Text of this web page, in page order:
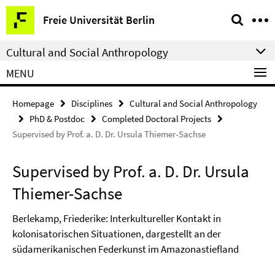
Springe
direkt
zu
Inhalt
Freie Universität Berlin
Service
Navigation
Cultural and Social Anthropology
MENU
Homepage Disciplines
Cultural and Social Anthropology
PhD & Postdoc
Completed Doctoral Projects
Supervised by Prof. a. D. Dr. Ursula Thiemer-Sachse
Supervised by Prof. a. D. Dr. Ursula
Thiemer-Sachse
Berlekamp, Friederike: Interkultureller Kontakt in
kolonisatorischen Situationen, dargestellt an der
südamerikanischen Federkunst im Amazonastiefland